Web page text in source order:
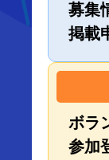
募集
掲載
ボラ
参加